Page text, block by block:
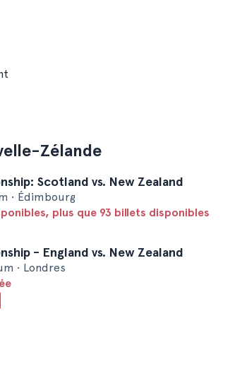
Zélande
Scotland vs. New Zealand
• Édimbourg
plus que 93 billets disponibles
- England vs. New Zealand
• Londres